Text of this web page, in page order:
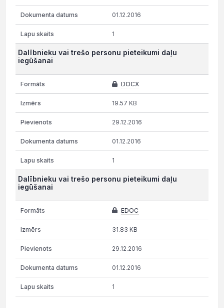
01.12.2016
1
Dalībnieku vai trešo personu pieteikumi daļu
iegūšanai
DOCX
19.57 KB
29.12.2016
01.12.2016
1
Dalībnieku vai trešo personu pieteikumi daļu
iegūšanai
EDOC
31.83 KB
29.12.2016
01.12.2016
1